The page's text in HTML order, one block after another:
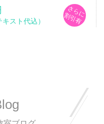
キスト代込）
さらに
割引有